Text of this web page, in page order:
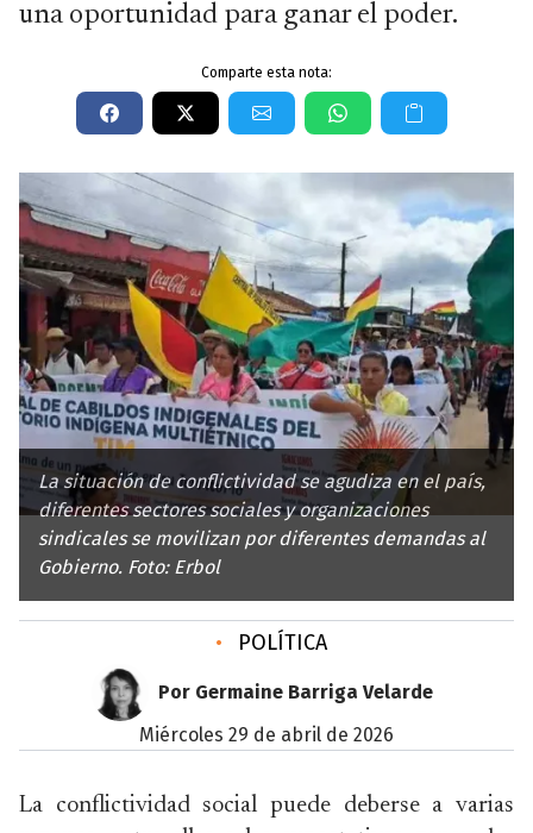
una oportunidad para ganar el poder.
Comparte esta nota:
La situación de conflictividad se agudiza en el país,
diferentes sectores sociales y organizaciones
sindicales se movilizan por diferentes demandas al
Gobierno. Foto: Erbol
• POLÍTICA
Por Germaine Barriga Velarde
miércoles 29 de abril de 2026
La conflictividad social puede deberse a varias